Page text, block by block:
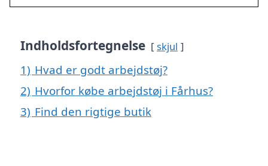
Indholdsfortegnelse skjul
1) Hvad er godt arbejdstøj?
2) Hvorfor købe arbejdstøj i Fårhus?
3) Find den rigtige butik